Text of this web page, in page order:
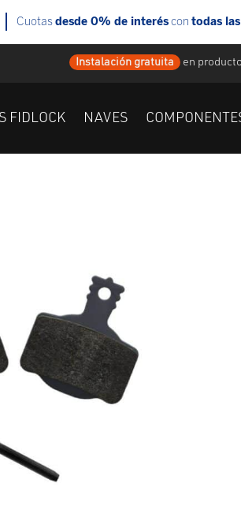
Instalación gratuita en
FIDLOCK NAVES